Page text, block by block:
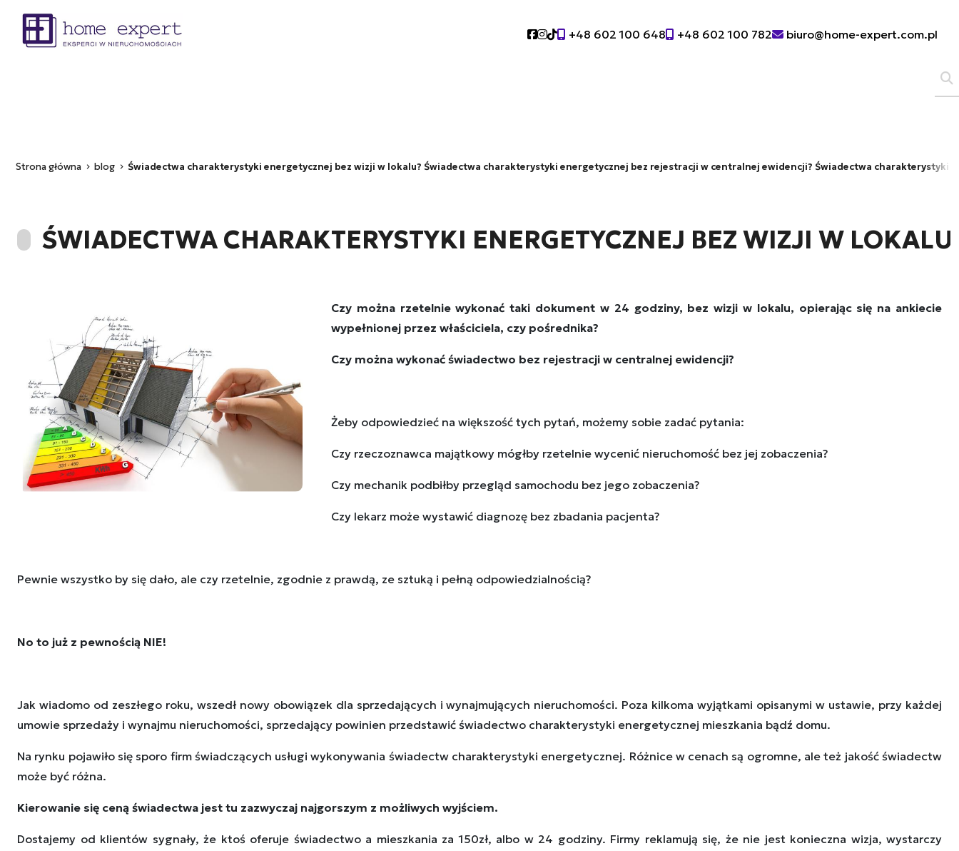
Social link
Social link
Social link
+48 602 100 648 +48 602 100 782 biuro@home-expert.com.pl
Strona główna blog Świadectwa charakterystyki energetycznej bez wizji w lokalu? Świadectwa charakterystyki energetycznej bez rejestracji w centralnej ewidencji? Świadectwa charakterystyki
ŚWIADECTWA CHARAKTERYSTYKI ENERGETYCZNEJ BEZ WIZJI W
Czy można rzetelnie wykonać taki dokument w 24 godziny, bez wizji w lokalu, opierając się na ankiecie
wypełnionej przez właściciela, czy pośrednika?
Czy można wykonać świadectwo bez rejestracji w centralnej ewidencji?
Żeby odpowiedzieć na większość tych pytań, możemy sobie zadać pytania:
Czy rzeczoznawca majątkowy mógłby rzetelnie wycenić nieruchomość bez jej zobaczenia?
Czy mechanik podbiłby przegląd samochodu bez jego zobaczenia?
Czy lekarz może wystawić diagnozę bez zbadania pacjenta?
Pewnie wszystko by się dało, ale czy rzetelnie, zgodnie z prawdą, ze sztuką i pełną odpowiedzialnością?
No to już z pewnością NIE!
Jak wiadomo od zeszłego roku, wszedł nowy obowiązek dla sprzedających i wynajmujących nieruchomości. Poza kilkoma wyjątkami opisanymi w ustawie, przy każdej
umowie sprzedaży i wynajmu nieruchomości, sprzedający powinien przedstawić świadectwo charakterystyki energetycznej mieszkania bądź domu.
Na rynku pojawiło się sporo firm świadczących usługi wykonywania świadectw charakterystyki energetycznej. Różnice w cenach są ogromne, ale też jakość świadectw
może być różna.
Kierowanie się ceną świadectwa jest tu zazwyczaj najgorszym z możliwych wyjściem.
Dostajemy od klientów sygnały, że ktoś oferuje świadectwo a mieszkania za 150zł, albo w 24 godziny. Firmy reklamują się, że nie jest konieczna wizja, wystarczy